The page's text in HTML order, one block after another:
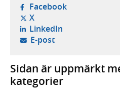
Facebook- öppnas i ny
X- öppnas i ny flik,
LinkedIn- öppnas i ny
E-post- öppnar din e-
Sidan är uppmärkt
kategorier